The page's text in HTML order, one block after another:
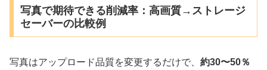
写真で期待できる削減率：高画質→ストレージ
セーバーの比較例
写真はアップロード品質を変更するだけで、 約30〜50％